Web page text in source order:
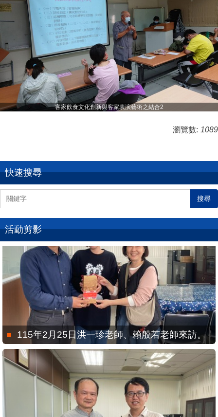
客家飲食文化創新與客家表演藝術之結合2
瀏覽數: 1089
快速搜尋
搜尋
活動剪影
115年2月25日洪一珍老師、賴般若老師來訪。